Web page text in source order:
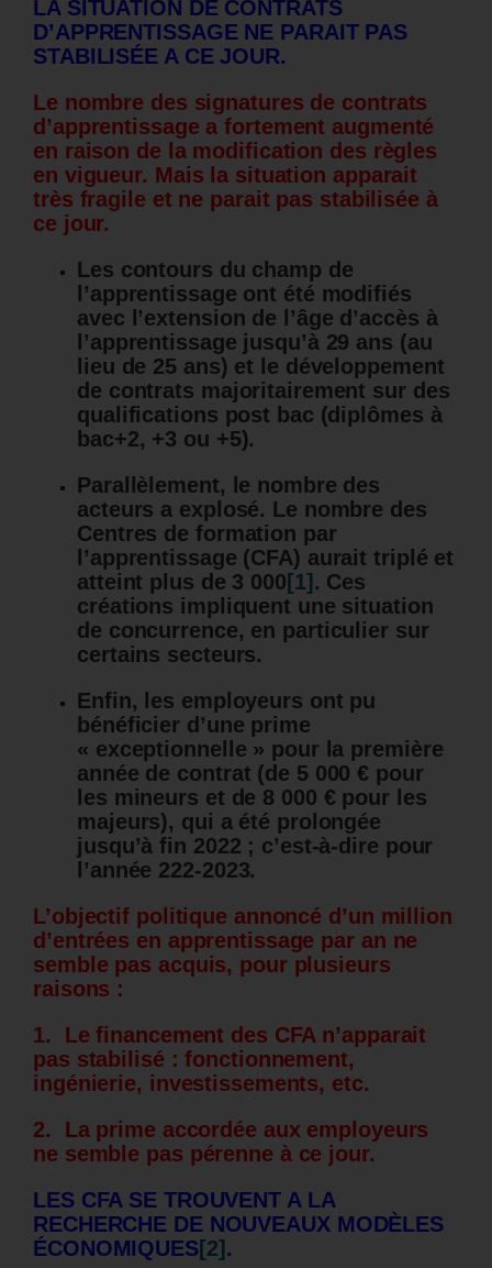
LA SITUATION DE CONTRATS
D’APPRENTISSAGE NE PARAIT PAS
STABILISÉE A CE JOUR.
Le nombre des signatures de contrats
d’apprentissage a fortement augmenté
en raison de la modification des règles
en vigueur. Mais la situation apparait
très fragile et ne parait pas stabilisée à
ce jour.
Les contours du champ de
l’apprentissage ont été modifiés
avec l’extension de l’âge d’accès à
l’apprentissage jusqu’à 29 ans (au
lieu de 25 ans) et le développement
de contrats majoritairement sur des
qualifications post bac (diplômes à
bac+2, +3 ou +5).
Parallèlement, le nombre des
acteurs a explosé. Le nombre des
Centres de formation par
l’apprentissage (CFA) aurait triplé et
atteint plus de 3 000 [1] . Ces
créations impliquent une situation
de concurrence, en particulier sur
certains secteurs.
Enfin, les employeurs ont pu
bénéficier d’une prime
« exceptionnelle » pour la première
année de contrat (de 5 000 € pour
les mineurs et de 8 000 € pour les
majeurs), qui a été prolongée
jusqu’à fin 2022 ; c’est-à-dire pour
l’année 222-2023.
L’objectif politique annoncé d’un million
d’entrées en apprentissage par an ne
semble pas acquis, pour plusieurs
raisons :
1. Le financement des CFA n’apparait
pas stabilisé : fonctionnement,
ingénierie, investissements, etc.
2. La prime accordée aux employeurs
ne semble pas pérenne à ce jour.
LES CFA SE TROUVENT A LA
RECHERCHE DE NOUVEAUX MODÈLES
ÉCONOMIQUES[2] .